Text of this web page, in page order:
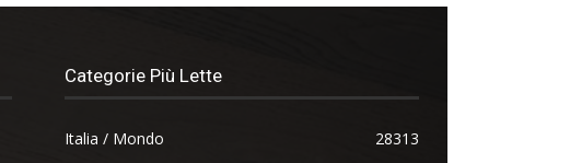
Categorie Più Lette
Italia / Mondo
28313